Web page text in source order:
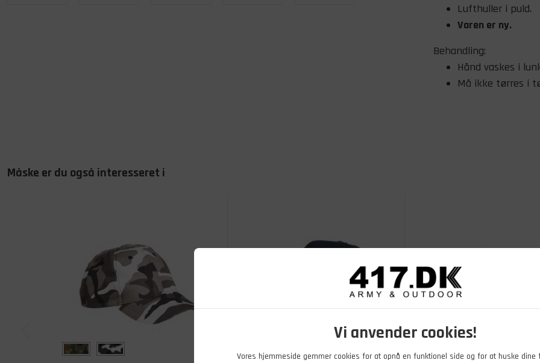
Vi anvender cookies!
Vores hjemmeside gemmer cookies for at opnå en funktionel side og for at huske dine
Lufthuller i puld.
Varen er ny.
Behandling:
Hånd vaskes i
Må ikke tørres i
Måske er du også interesseret i